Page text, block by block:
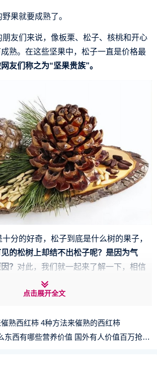
果就要成熟了。
朋友们来说，像板栗、松子、核桃和开心
熟。在这些坚果中，松子一直是价格最
友们称之为“坚果贵族”。
分的好奇，松子到底是什么树的果子，
的松树上却结不出松子呢？是因为气
？ 对此，我们就一起来了解一下，相信
北方都有分布的一种树木，并且在农村的
点击展开全文
熟西红柿 4种方法来催熟的西红柿
西有哪些营养价值 国外有人价值百万抢松露